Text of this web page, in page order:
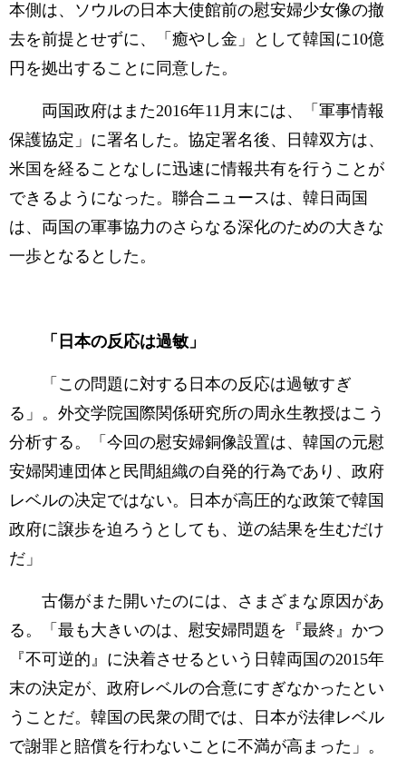
本側は、ソウルの日本大使館前の慰安婦少女像の撤
去を前提とせずに、「癒やし金」として韓国に10億
円を拠出することに同意した。
両国政府はまた2016年11月末には、「軍事情報
保護協定」に署名した。協定署名後、日韓双方は、
米国を経ることなしに迅速に情報共有を行うことが
できるようになった。聯合ニュースは、韓日両国
は、両国の軍事協力のさらなる深化のための大きな
一歩となるとした。
「日本の反応は過敏」
「この問題に対する日本の反応は過敏すぎ
る」。外交学院国際関係研究所の周永生教授はこう
分析する。「今回の慰安婦銅像設置は、韓国の元慰
安婦関連団体と民間組織の自発的行為であり、政府
レベルの决定ではない。日本が高圧的な政策で韓国
政府に譲歩を迫ろうとしても、逆の結果を生むだけ
だ」
古傷がまた開いたのには、さまざまな原因があ
る。「最も大きいのは、慰安婦問題を『最終』かつ
『不可逆的』に決着させるという日韓両国の2015年
末の決定が、政府レベルの合意にすぎなかったとい
うことだ。韓国の民衆の間では、日本が法律レベル
で謝罪と賠償を行わないことに不満が高まった」。